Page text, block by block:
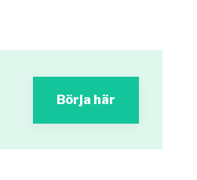
Börja här